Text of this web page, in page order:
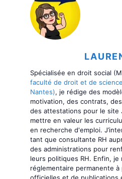
Spécialisée en droit social
faculté de droit et de
Nantes), je rédige des
motivation, des contrats,
des attestations pour le site
mettre en valeur les
en recherche d'emploi.
tant que consultante RH
des administrations pour
leurs politiques RH. Enfin, je
réglementaire permanente
officielles et de publications